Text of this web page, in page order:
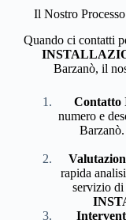
Il Nostro
Quando ci contatti
Barzanò, il
Contatto
numero e
rapida
servizio di